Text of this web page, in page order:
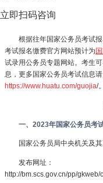
立即扫码咨询
根据往年国家公务员考试
考试报名缴费官方网站预计为
试录用公务员专题网站。考生
息，更多国家公务员考试信息
https://www.huatu.com/guojia/。
一、2023年国家公务员考
国家公务员局中央机关及
发布网址：
http://bm.scs.gov.cn/pp/